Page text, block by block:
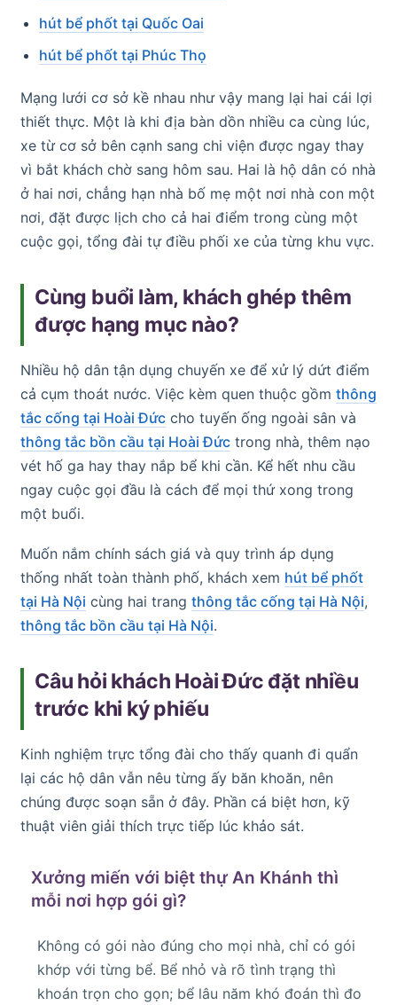
hút bể phốt tại Quốc Oai
hút bể phốt tại Phúc Thọ
Mạng lưới cơ sở kề nhau như vậy mang lại hai cái lợi
thiết thực. Một là khi địa bàn dồn nhiều ca cùng lúc,
xe từ cơ sở bên cạnh sang chi viện được ngay thay
vì bắt khách chờ sang hôm sau. Hai là hộ dân có nhà
ở hai nơi, chẳng hạn nhà bố mẹ một nơi nhà con một
nơi, đặt được lịch cho cả hai điểm trong cùng một
cuộc gọi, tổng đài tự điều phối xe của từng khu vực.
Cùng buổi làm, khách ghép thêm
được hạng mục nào?
Nhiều hộ dân tận dụng chuyến xe để xử lý dứt điểm
cả cụm thoát nước. Việc kèm quen thuộc gồm thông
tắc cống tại Hoài Đức cho tuyến ống ngoài sân và
thông tắc bồn cầu tại Hoài Đức trong nhà, thêm nạo
vét hố ga hay thay nắp bể khi cần. Kể hết nhu cầu
ngay cuộc gọi đầu là cách để mọi thứ xong trong
một buổi.
Muốn nắm chính sách giá và quy trình áp dụng
thống nhất toàn thành phố, khách xem hút bể phốt
tại Hà Nội cùng hai trang thông tắc cống tại Hà Nội,
thông tắc bồn cầu tại Hà Nội.
Câu hỏi khách Hoài Đức đặt nhiều
trước khi ký phiếu
Kinh nghiệm trực tổng đài cho thấy quanh đi quẩn
lại các hộ dân vẫn nêu từng ấy băn khoăn, nên
chúng được soạn sẵn ở đây. Phần cá biệt hơn, kỹ
thuật viên giải thích trực tiếp lúc khảo sát.
Xưởng miến với biệt thự An Khánh thì
mỗi nơi hợp gói gì?
Không có gói nào đúng cho mọi nhà, chỉ có gói
khớp với từng bể. Bể nhỏ và rõ tình trạng thì
khoán trọn cho gọn; bể lâu năm khó đoán thì đo